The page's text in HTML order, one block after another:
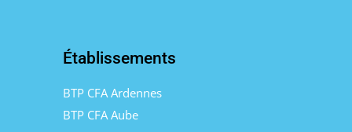
Établissements
BTP CFA Ardennes
BTP CFA Aube